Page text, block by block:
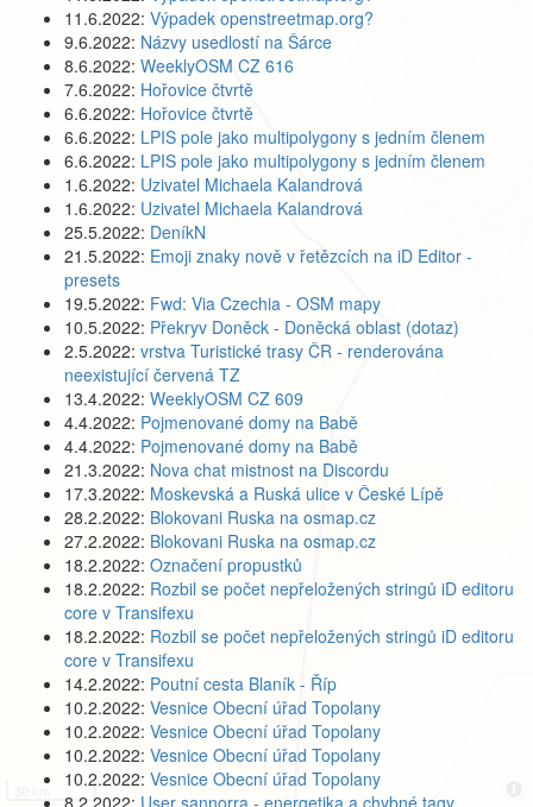
11.6.2022: Výpadek openstreetmap.org?
9.6.2022: Názvy usedlostí na Šárce
8.6.2022: WeeklyOSM CZ 616
7.6.2022: Hořovice čtvrtě
6.6.2022: Hořovice čtvrtě
6.6.2022: LPIS pole jako multipolygony s jedním členem
6.6.2022: LPIS pole jako multipolygony s jedním členem
1.6.2022: Uzivatel Michaela Kalandrová
1.6.2022: Uzivatel Michaela Kalandrová
25.5.2022: DeníkN
21.5.2022: Emoji znaky nově v řetězcích na iD Editor -
presets
19.5.2022: Fwd: Via Czechia - OSM mapy
10.5.2022: Překryv Doněck - Doněcká oblast (dotaz)
2.5.2022: vrstva Turistické trasy ČR - renderována
neexistující červená TZ
13.4.2022: WeeklyOSM CZ 609
4.4.2022: Pojmenované domy na Babě
4.4.2022: Pojmenované domy na Babě
21.3.2022: Nova chat mistnost na Discordu
17.3.2022: Moskevská a Ruská ulice v České Lípě
28.2.2022: Blokovani Ruska na osmap.cz
27.2.2022: Blokovani Ruska na osmap.cz
18.2.2022: Označení propustků
18.2.2022: Rozbil se počet nepřeložených stringů iD editoru
core v Transifexu
18.2.2022: Rozbil se počet nepřeložených stringů iD editoru
core v Transifexu
14.2.2022: Poutní cesta Blaník - Říp
10.2.2022: Vesnice Obecní úřad Topolany
10.2.2022: Vesnice Obecní úřad Topolany
10.2.2022: Vesnice Obecní úřad Topolany
10.2.2022: Vesnice Obecní úřad Topolany
8.2.2022: User sannorra - energetika a chybné tagy